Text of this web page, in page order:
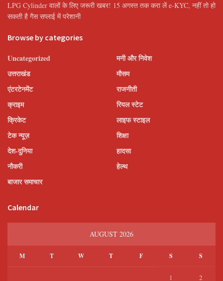
LPG Cylinder वालों के लिए जरूरी खबर! 15 अगस्त तक करा लें e-KYC, नहीं तो हो
सकती है गैस सप्लाई में परेशानी
Browse by categories
Uncategorized
उत्तराखंड
एंटरटेनमेंट
क्राइम
क्रिकेट
टेक न्यूज़
देश-दुनिया
नौकरी
बाजार समाचार
मनी और निवेश
मौसम
राजनीती
रियल स्टेट
लाइफ स्टाइल
शिक्षा
हादसा
हेल्थ
Calendar
AUGUST 2026
M T W T F S S
1 2